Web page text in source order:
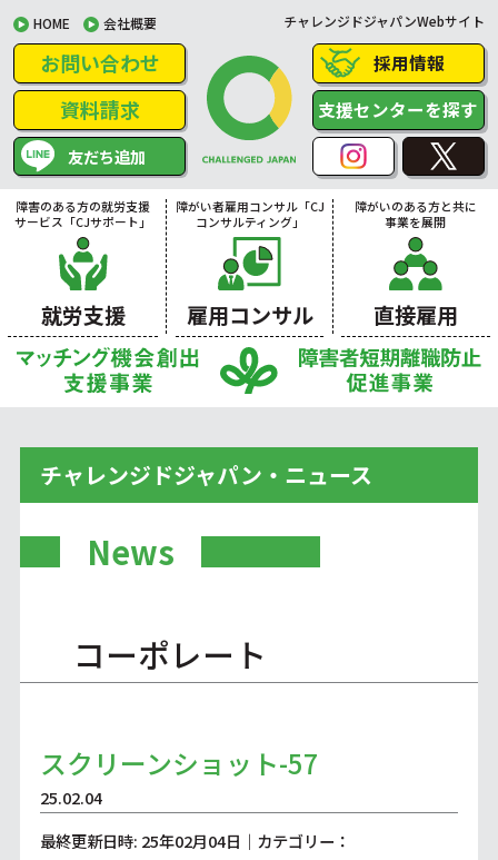
HOME 会社概要 チャレンジドジャパンWebサイト
お問い合わせ
資料請求
友だち追加
採用情報
支援センターを探す
障害のある方の就労支援
サービス「CJサポート」
就労支援
障がい者雇用コンサル「CJ
コンサルティング」
雇用コンサル
障がいのある方と共に
事業を展開
直接雇用
チャレンジドジャパン・ニュース
News
コーポレート
スクリーンショット-57
25.02.04
最終更新日時: 25年02月04日｜カテゴリー：